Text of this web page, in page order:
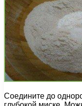
Соедините до